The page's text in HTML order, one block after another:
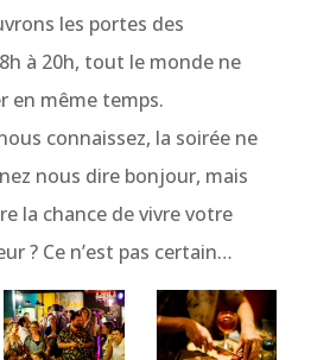
les portes des
à 20h, tout le monde ne
en même temps.
connaissez, la soirée ne
nous dire bonjour, mais
la chance de vivre votre
? Ce n’est pas certain…